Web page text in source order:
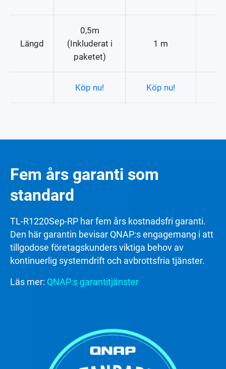
Längd
0,5m
(Inkluderat i
paketet)
1 m
Köp nu! Köp nu!
Fem års garanti som
standard
TL-R1220Sep-RP har fem års kostnadsfri garanti.
Den här garantin bevisar QNAP:s engagemang i att
tillgodose företagskunders viktiga behov av
kontinuerlig systemdrift och avbrottsfria tjänster.
Läs mer: QNAP:s garantitjänster